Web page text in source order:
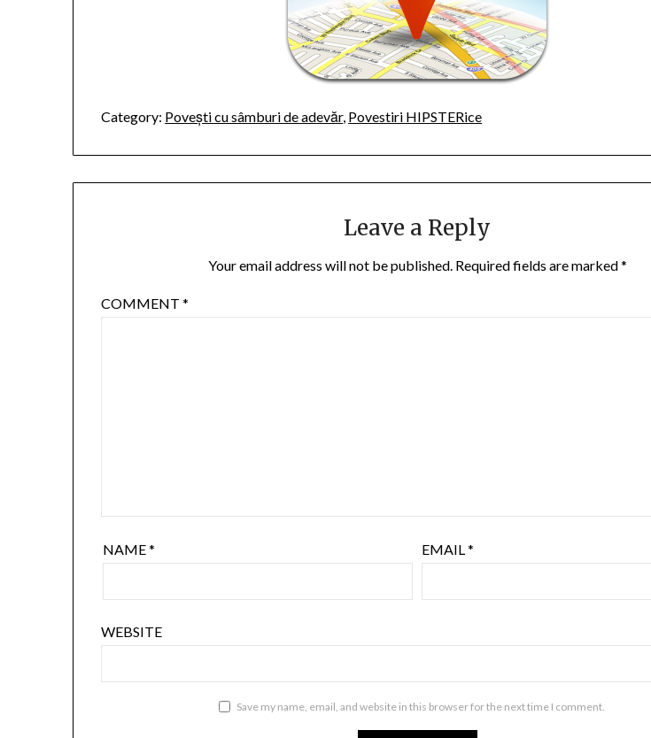
Category: Povești cu sâmburi de adevăr, Povestiri HIPSTERice
Leave a Reply
Your email address will not be published. Required fields are marked*
COMMENT*
NAME* EMAIL*
WEBSITE
Save my name, email, and website in this browser for the next time I comment.